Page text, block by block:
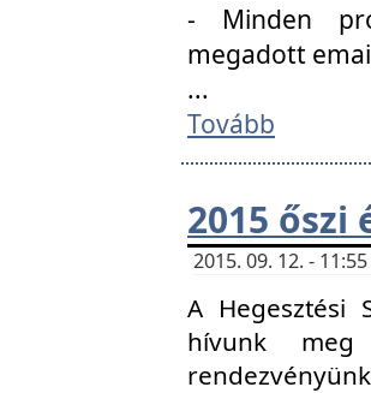
- Minden
megadott
...
Tovább
2015
2015. 09. 12. -
A Hegesztési
hívunk